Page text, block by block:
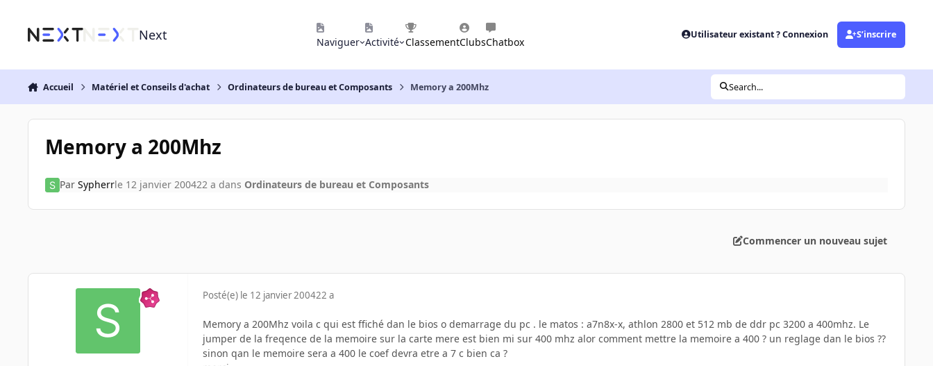
Next Naviguer Activité ClassementClubsChatbox
Utilisateur existant ? Connexion S’inscrire
Accueil Matériel et Conseils d'achat Ordinateurs de bureau et Composants Memory a 200Mhz Search...
Memory a 200Mhz
Par Sypherrle 12 janvier 200422 a dans Ordinateurs de bureau et Composants
Commencer un nouveau sujet
Posté(e) le 12 janvier 200422 a
Memory a 200Mhz voila c qui est ffiché dan le bios o demarrage du pc . le matos : a7n8x-x, athlon 2800 et 512 mb de ddr pc 3200 a 400mhz. Le
jumper de la freqence de la memoire sur la carte mere est bien mi sur 400 mhz alor comment mettre la memoire a 400 ? un reglage dan le bios ??
sinon qan le memoire sera a 400 le coef devra etre a 7 c bien ca ?